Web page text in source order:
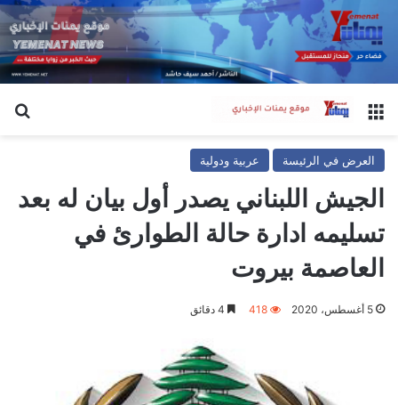
القائمة
العرض في الرئيسة عربية ودولية
الجيش اللبناني يصدر أول بيان له بعد
تسليمه ادارة حالة الطوارئ في
العاصمة بيروت
5 أغسطس، 2020 418